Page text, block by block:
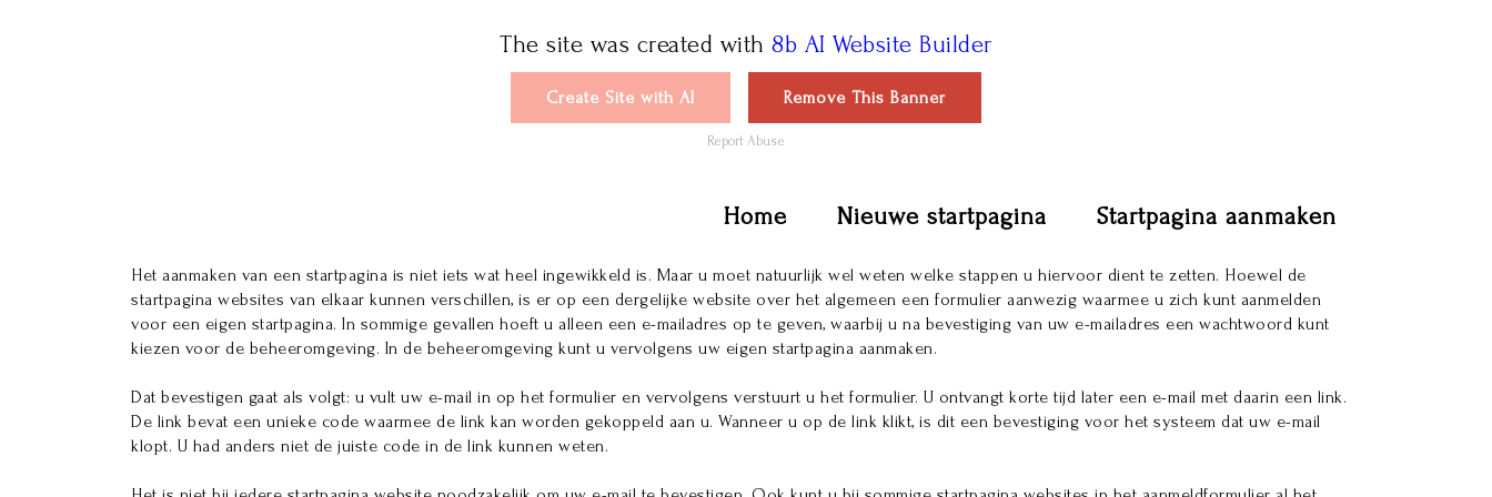
Home Nieuwe startpagina Startpagina aanmaken
Het aanmaken van een startpagina is niet iets wat heel ingewikkeld is. Maar u moet natuurlijk wel weten welke stappen u hiervoor dient te zetten. Hoewel de
startpagina websites van elkaar kunnen verschillen, is er op een dergelijke website over het algemeen een formulier aanwezig waarmee u zich kunt aanmelden
voor een eigen startpagina. In sommige gevallen hoeft u alleen een e-mailadres op te geven, waarbij u na bevestiging van uw e-mailadres een wachtwoord kunt
kiezen voor de beheeromgeving. In de beheeromgeving kunt u vervolgens uw eigen startpagina aanmaken.
Dat bevestigen gaat als volgt: u vult uw e-mail in op het formulier en vervolgens verstuurt u het formulier. U ontvangt korte tijd later een e-mail met daarin een link.
De link bevat een unieke code waarmee de link kan worden gekoppeld aan u. Wanneer u op de link klikt, is dit een bevestiging voor het systeem dat uw e-mail
klopt. U had anders niet de juiste code in de link kunnen weten.
The site was created with8b AI Website Builder
Create Site with AI Remove This Banner
Report Abuse